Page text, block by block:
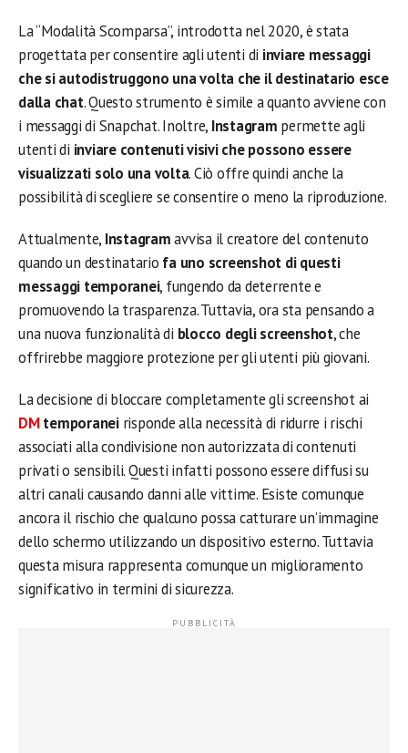
La “Modalità Scomparsa”, introdotta nel 2020, è stata
progettata per consentire agli utenti di inviare messaggi
che si autodistruggono una volta che il destinatario esce
dalla chat. Questo strumento è simile a quanto avviene con
i messaggi di Snapchat. Inoltre, Instagram permette agli
utenti di inviare contenuti visivi che possono essere
visualizzati solo una volta. Ciò offre quindi anche la
possibilità di scegliere se consentire o meno la riproduzione.
Attualmente, Instagramavvisa il creatore del contenuto
quando un destinatario fa uno screenshot di questi
messaggi temporanei, fungendo da deterrente e
promuovendo la trasparenza. Tuttavia, ora sta pensando a
una nuova funzionalità di blocco degli screenshot, che
offrirebbe maggiore protezione per gli utenti più giovani.
La decisione di bloccare completamente gli screenshot ai
DMtemporaneirisponde alla necessità di ridurre i rischi
associati alla condivisione non autorizzata di contenuti
privati o sensibili. Questi infatti possono essere diffusi su
altri canali causando danni alle vittime. Esiste comunque
ancora il rischio che qualcuno possa catturare un’immagine
dello schermo utilizzando un dispositivo esterno. Tuttavia
questa misura rappresenta comunque un miglioramento
significativo in termini di sicurezza.